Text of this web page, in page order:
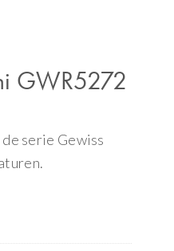
GWR5272
serie Gewiss